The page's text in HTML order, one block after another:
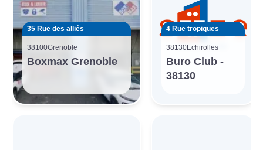
35 Rue des alliés
38100Grenoble
Boxmax Grenoble
4 Rue tropiques
38130Echirolles
Buro Club -
38130